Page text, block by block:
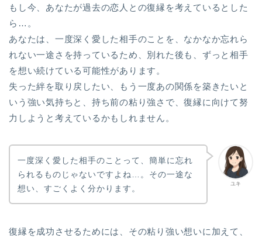
もし今、あなたが過去の恋人との復縁を考えているとした
ら…。
あなたは、一度深く愛した相手のことを、なかなか忘れら
れない一途さを持っているため、別れた後も、ずっと相手
を想い続けている可能性があります。
失った絆を取り戻したい、もう一度あの関係を築きたいと
いう強い気持ちと、持ち前の粘り強さで、復縁に向けて努
力しようと考えているかもしれません。
ユキ
一度深く愛した相手のことって、簡単に忘れ
られるものじゃないですよね…。その一途な
想い、すごくよく分かります。
復縁を成功させるためには、その粘り強い想いに加えて、